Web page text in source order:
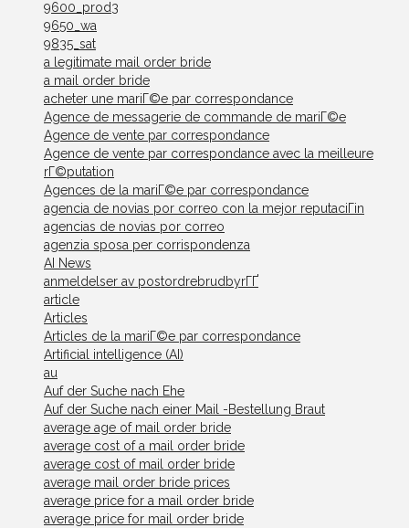
9600_prod3
9650_wa
9835_sat
a legitimate mail order bride
a mail order bride
acheter une mariГ©e par correspondance
Agence de messagerie de commande de mariГ©e
Agence de vente par correspondance
Agence de vente par correspondance avec la meilleure
rГ©putation
Agences de la mariГ©e par correspondance
agencia de novias por correo con la mejor reputaciГіn
agencias de novias por correo
agenzia sposa per corrispondenza
AI News
anmeldelser av postordrebrudbyrГҐ
article
Articles
Articles de la mariГ©e par correspondance
Artificial intelligence (AI)
au
Auf der Suche nach Ehe
Auf der Suche nach einer Mail -Bestellung Braut
average age of mail order bride
average cost of a mail order bride
average cost of mail order bride
average mail order bride prices
average price for a mail order bride
average price for mail order bride